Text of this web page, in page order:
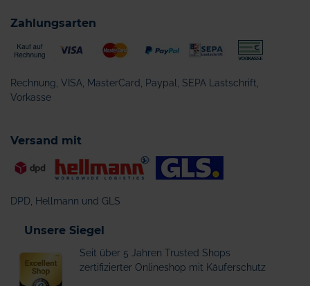
Zahlungsarten
Rechnung, VISA, MasterCard, Paypal, SEPA Lastschrift,
Vorkasse
Versand mit
DPD, Hellmann und GLS
Unsere Siegel
Seit über 5 Jahren Trusted Shops
zertifizierter Onlineshop mit Käuferschutz